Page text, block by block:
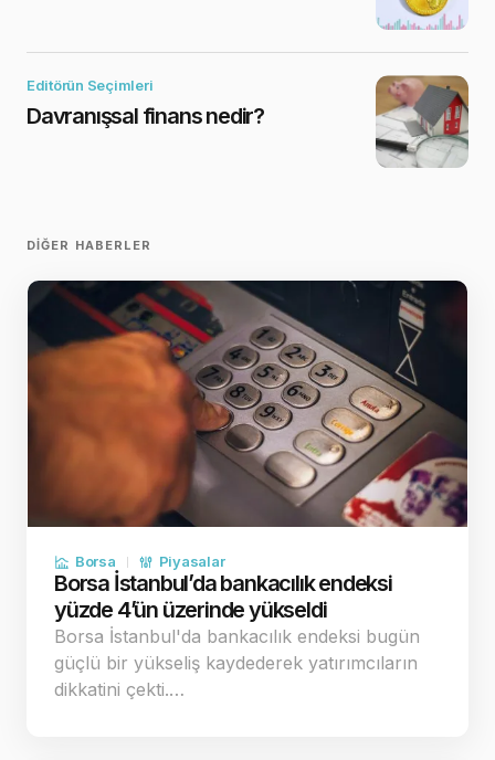
Editörün Seçimleri
Davranışsal finans nedir?
DIĞER HABERLER
Borsa Piyasalar
Borsa İstanbul’da bankacılık endeksi
yüzde 4’ün üzerinde yükseldi
Borsa İstanbul'da bankacılık endeksi bugün
güçlü bir yükseliş kaydederek yatırımcıların
dikkatini çekti.…